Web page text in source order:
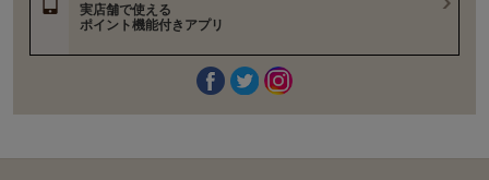
実店舗で使える
ポイント機能付きアプリ